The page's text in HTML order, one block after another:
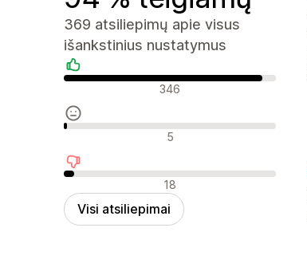
369 atsiliepimų apie visus
išankstinius nustatymus
Teigiami atsiliepimai
346
Neutralūs atsiliepimai
5
Neigiami atsiliepimai
18
Visi atsiliepimai